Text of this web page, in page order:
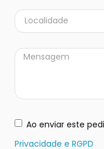
Ao enviar este
Privacidade e RGPD